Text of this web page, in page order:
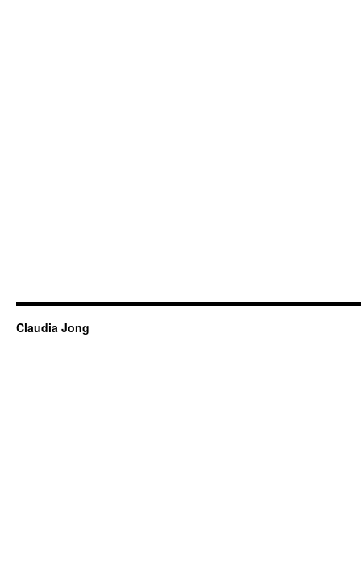
Claudia Jong